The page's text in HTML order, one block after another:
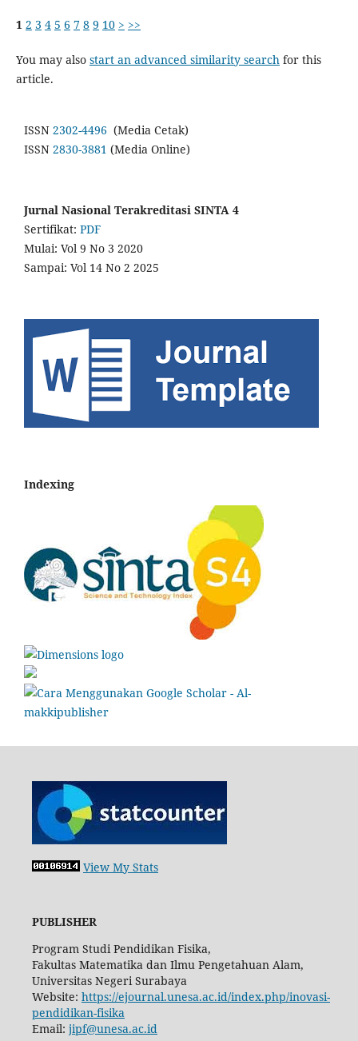
1 2 3 4 5 6 7 8 9 10 > >>
You may also start an advanced similarity searchfor this
article.
ISSN 2302-4496 (Media Cetak)
ISSN 2830-3881 (Media Online)
Jurnal Nasional Terakreditasi SINTA 4
Sertifikat: PDF
Mulai: Vol 9 No 3 2020
Sampai: Vol 14 No 2 2025
Indexing
View My Stats
PUBLISHER
Program Studi Pendidikan Fisika,
Fakultas Matematika dan Ilmu Pengetahuan Alam,
Universitas Negeri Surabaya
Website: https://ejournal.unesa.ac.id/index.php/inovasi-
pendidikan-fisika
Email: jipf@unesa.ac.id